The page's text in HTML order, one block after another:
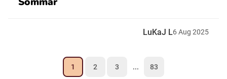
LuKaJ L6Aug 2025
1 2 3 ... 83